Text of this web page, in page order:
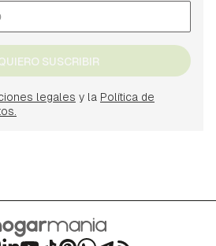
SUSCRIBIR
legales y la Política de